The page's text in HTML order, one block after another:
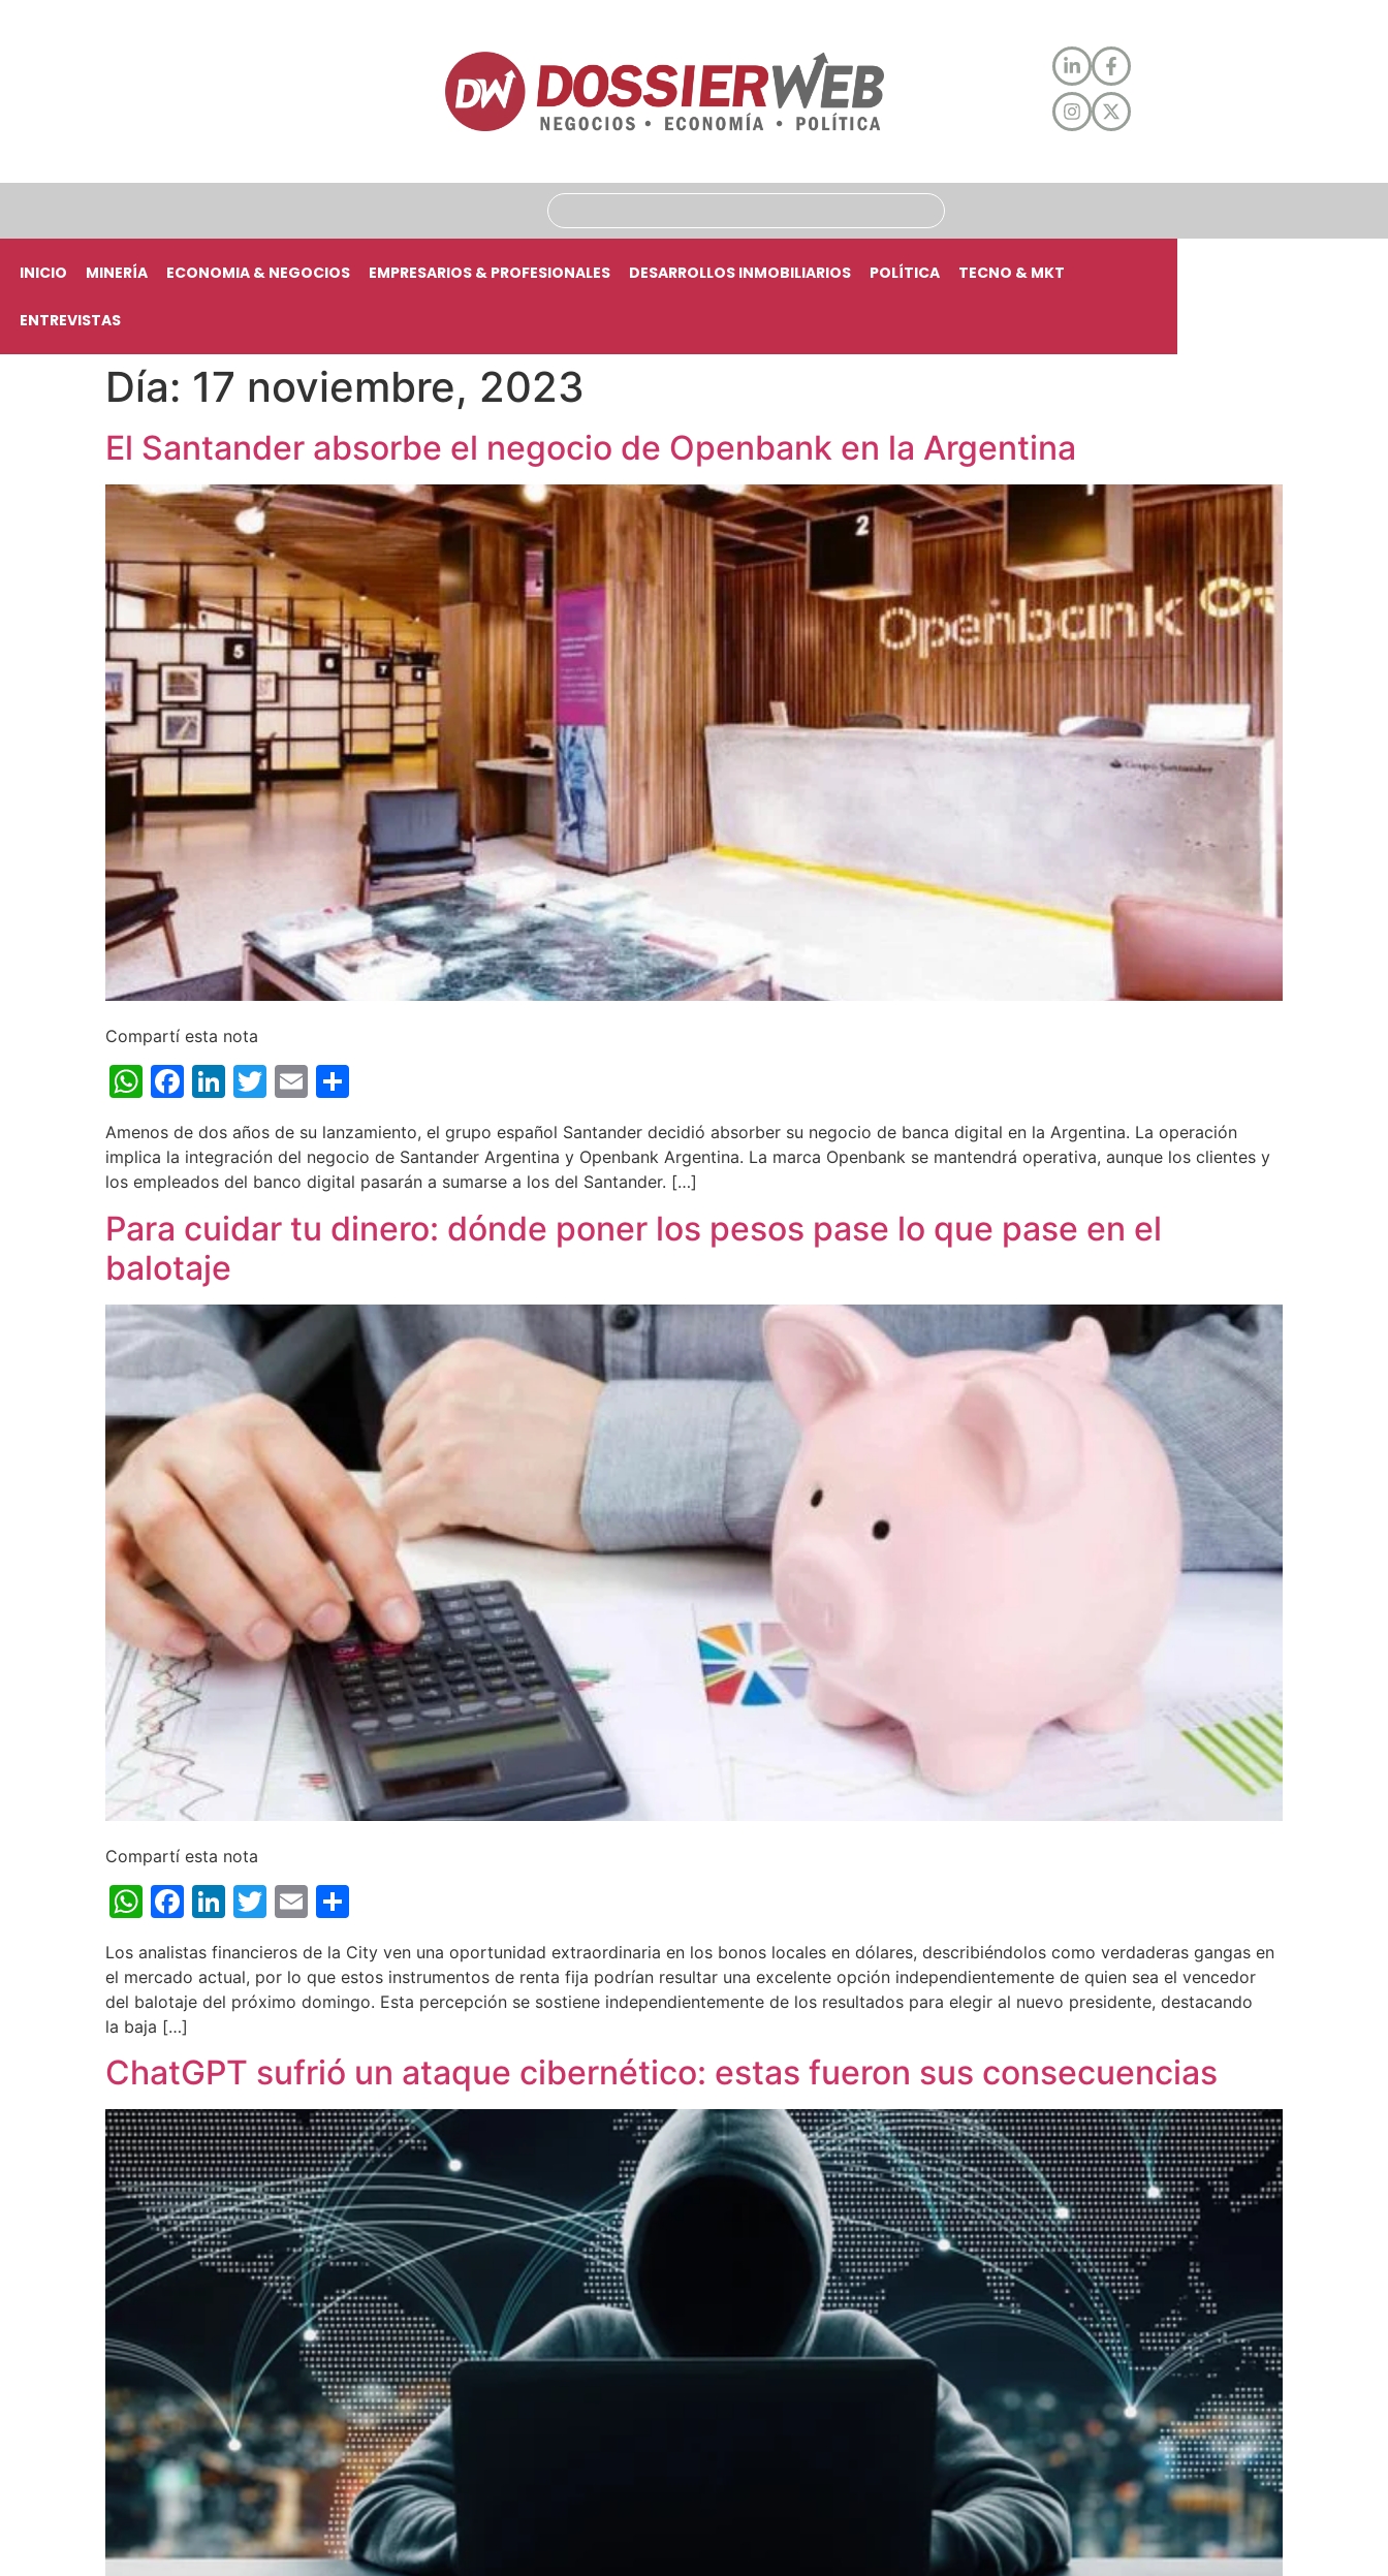
INICIO MINERÍA ECONOMIA & NEGOCIOS EMPRESARIOS & PROFESIONALES DESARROLLOS INMOBILIARIOS POLÍTICA TECNO & MKT
ENTREVISTAS
Día: 17 noviembre, 2023
El Santander absorbe el negocio de Openbank en la Argentina
Compartí esta nota
WhatsApp
Facebook
LinkedIn
Twitter
Email
Amenos de dos años de su lanzamiento, el grupo español Santander decidió absorber su negocio de banca digital en la Argentina. La operación
implica la integración del negocio de Santander Argentina y Openbank Argentina. La marca Openbank se mantendrá operativa, aunque los clientes y
los empleados del banco digital pasarán a sumarse a los del Santander. […]
Para cuidar tu dinero: dónde poner los pesos pase lo que pase en el
balotaje
Compartí esta nota
WhatsApp
Facebook
LinkedIn
Twitter
Email
Los analistas financieros de la City ven una oportunidad extraordinaria en los bonos locales en dólares, describiéndolos como verdaderas gangas en
el mercado actual, por lo que estos instrumentos de renta fija podrían resultar una excelente opción independientemente de quien sea el vencedor
del balotaje del próximo domingo. Esta percepción se sostiene independientemente de los resultados para elegir al nuevo presidente, destacando
la baja […]
ChatGPT sufrió un ataque cibernético: estas fueron sus consecuencias